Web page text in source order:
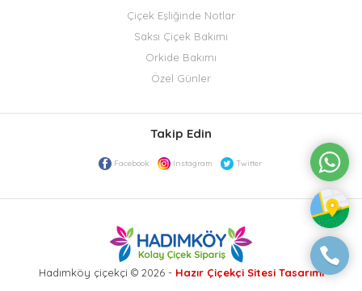
Çiçek Eşliğinde Notlar
Saksı Çiçek Bakımı
Orkide Bakımı
Özel Günler
Takip Edin
Facebook Instagram Twitter
Hadımköy çiçekçi © 2026 - Hazır Çiçekçi Sitesi Tasarımı